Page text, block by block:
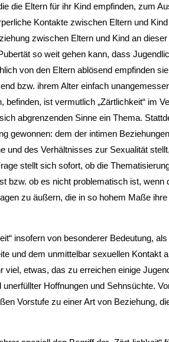
die Eltern für ihr Kind empfinden, zum
Kontakte zwischen Eltern und
zwischen Eltern und Kind an
so weit gehen kann, dass
von den Eltern ablösend empfinden
bzw. ihrem Alter einfach
befinden, ist vermutlich „Zärtlichkeit“ im
abgrenzenden Sinne ein Thema.
gewonnen: dem der intimen
und des Verhältnisses zur Sexualität
stellt sich sofort, ob die
bzw. ob es nicht problematisch ist, wenn
zu äußern, die in so hohem Maße
insofern von besonderer Bedeutung,
und dem unmittelbar sexuellen Kontakt
viel, etwas, das zu erreichen einige
Hoffnungen und Sehnsüchte.
Vorstufe zu einer Art von Beziehung,